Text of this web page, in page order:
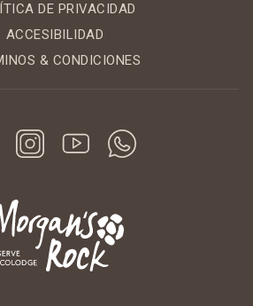
DE PRIVACIDAD
ACCESIBILIDAD
& CONDICIONES